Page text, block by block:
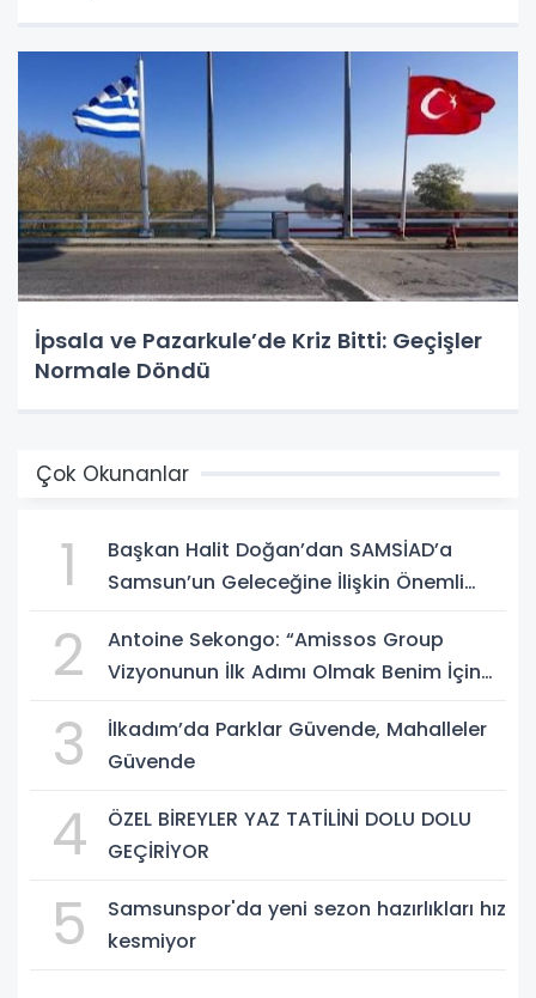
İpsala ve Pazarkule’de Kriz Bitti: Geçişler
Normale Döndü
Çok Okunanlar
1
Başkan Halit Doğan’dan SAMSİAD’a
Samsun’un Geleceğine İlişkin Önemli
2
Antoine Sekongo: “Amissos Group
Vizyonunun İlk Adımı Olmak Benim İçin
3
İlkadım’da Parklar Güvende, Mahalleler
Güvende
4
ÖZEL BİREYLER YAZ TATİLİNİ DOLU DOLU
GEÇİRİYOR
5
Samsunspor'da yeni sezon hazırlıkları hız
kesmiyor